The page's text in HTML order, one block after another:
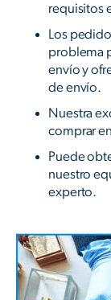
requisitos
Los
problema
envío y
de envío.
Nuestra
comprar
Puede
nuestro
experto.